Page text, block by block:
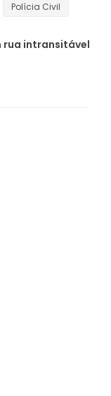
Polícia Civil
rua intransitável